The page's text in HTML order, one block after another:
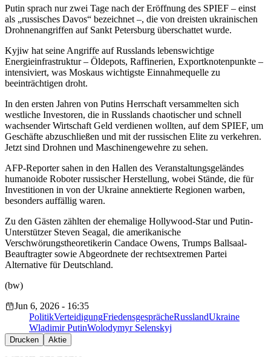
Putin sprach nur zwei Tage nach der Eröffnung des SPIEF – einst
als „russisches Davos“ bezeichnet –, die von dreisten ukrainischen
Drohnenangriffen auf Sankt Petersburg überschattet wurde.
Kyjiw hat seine Angriffe auf Russlands lebenswichtige
Energieinfrastruktur – Öldepots, Raffinerien, Exportknotenpunkte –
intensiviert, was Moskaus wichtigste Einnahmequelle zu
beeinträchtigen droht.
In den ersten Jahren von Putins Herrschaft versammelten sich
westliche Investoren, die in Russlands chaotischer und schnell
wachsender Wirtschaft Geld verdienen wollten, auf dem SPIEF, um
Geschäfte abzuschließen und mit der russischen Elite zu verkehren.
Jetzt sind Drohnen und Maschinengewehre zu sehen.
AFP-Reporter sahen in den Hallen des Veranstaltungsgeländes
humanoide Roboter russischer Herstellung, wobei Stände, die für
Investitionen in von der Ukraine annektierte Regionen warben,
besonders auffällig waren.
Zu den Gästen zählten der ehemalige Hollywood-Star und Putin-
Unterstützer Steven Seagal, die amerikanische
Verschwörungstheoretikerin Candace Owens, Trumps Ballsaal-
Beauftragter sowie Abgeordnete der rechtsextremen Partei
Alternative für Deutschland.
(bw)
Jun 6, 2026 - 16:35
PolitikVerteidigungFriedensgesprächeRusslandUkraine
Wladimir PutinWolodymyr Selenskyj
Drucken Aktie